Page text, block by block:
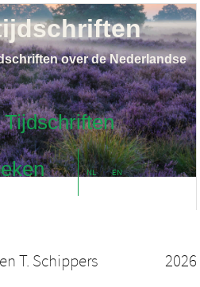
Tijdschriften
NL EN
over de Nederlandse
en T. Schippers 2026